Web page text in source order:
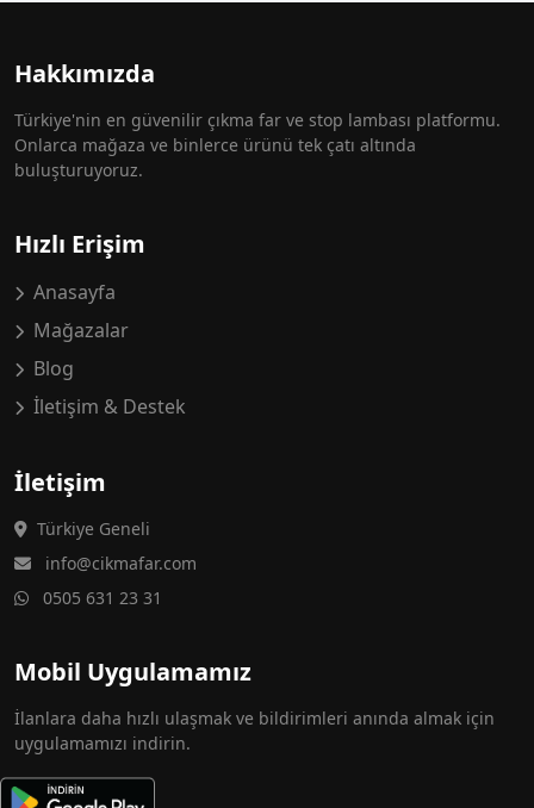
Hakkımızda
Türkiye'nin en güvenilir çıkma far ve stop lambası platformu.
Onlarca mağaza ve binlerce ürünü tek çatı altında
buluşturuyoruz.
Hızlı Erişim
Anasayfa
Mağazalar
Blog
İletişim & Destek
İletişim
Türkiye Geneli
info@cikmafar.com
0505 631 23 31
Mobil Uygulamamız
İlanlara daha hızlı ulaşmak ve bildirimleri anında almak için
uygulamamızı indirin.